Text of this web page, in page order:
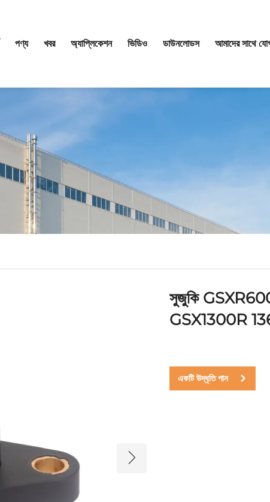
পণ্য খবর অ্যাপ্লিকেশন ভিডিও ডাউনলোডস আমাদের সাথে
সুজুকি
GSX1300R
একটি উদ্ধৃতি পান